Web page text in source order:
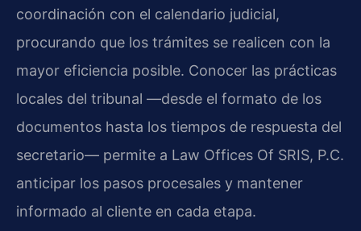
coordinación con el calendario judicial,
procurando que los trámites se realicen con la
mayor eficiencia posible. Conocer las prácticas
locales del tribunal —desde el formato de los
documentos hasta los tiempos de respuesta del
secretario— permite a Law Offices Of SRIS, P.C.
anticipar los pasos procesales y mantener
informado al cliente en cada etapa.